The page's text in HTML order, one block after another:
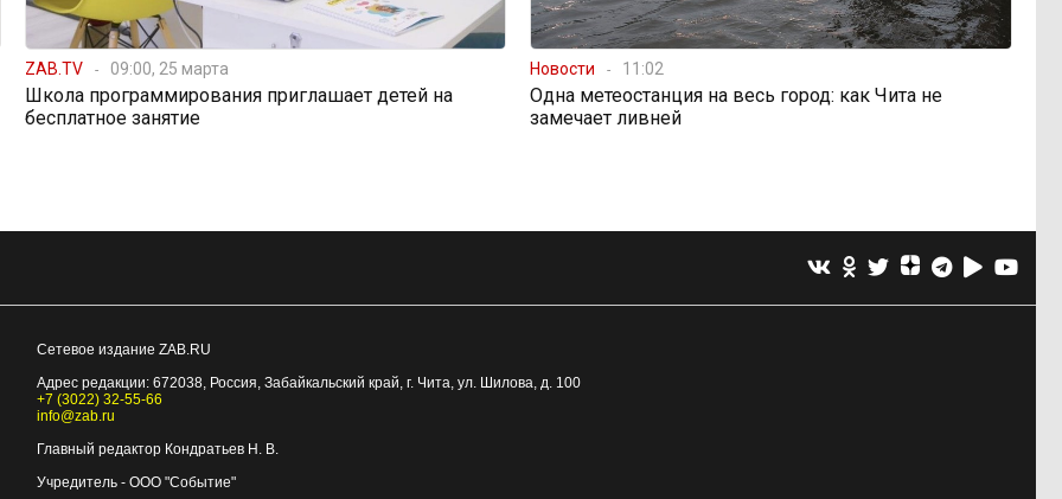
ZAB.TV 09:00, 25 марта
Школа программирования приглашает детей на
бесплатное занятие
Новости 11:02
Одна метеостанция на весь город: как Чита не
замечает ливней
Сетевое издание ZAB.RU
Адрес редакции: 672038, Россия, Забайкальский край, г. Чита, ул. Шилова, д. 100
+7 (3022) 32-55-66
info@zab.ru
Главный редактор Кондратьев Н. В.
Учредитель - ООО "Событие"